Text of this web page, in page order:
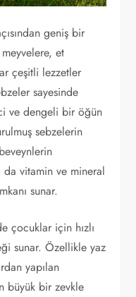
geniş bir
et
çeşitli lezzetler
sayesinde
ve dengeli bir öğün
sebzelerin
da vitamin ve mineral
sunar.
çocuklar için hızlı
sunar. Özellikle yaz
yapılan
büyük bir zevkle